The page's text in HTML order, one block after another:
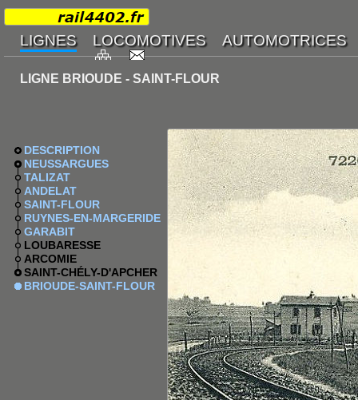
LIGNE BRIOUDE - SAINT-FLOUR
DESCRIPTION
NEUSSARGUES
TALIZAT
ANDELAT
SAINT-FLOUR
RUYNES-EN-MARGERIDE
GARABIT
LOUBARESSE
ARCOMIE
SAINT-CHÉLY-D'APCHER
BRIOUDE-SAINT-FLOUR